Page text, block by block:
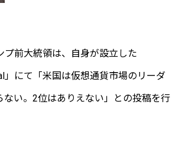
プ前大統領は、自身が設立した
」にて「米国は仮想通貨市場のリーダ
ない。2位はありえない」との投稿を行